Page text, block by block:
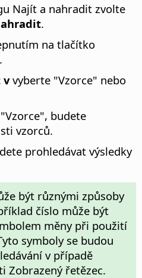
Najít a nahradit zvolte
.
na tlačítko
.
vvyberte "Vzorce" nebo
budete
vzorců.
prohledávat výsledky
být různými způsoby
číslo může být
měny při použití
symboly se budou
v případě
Zobrazený řetězec.